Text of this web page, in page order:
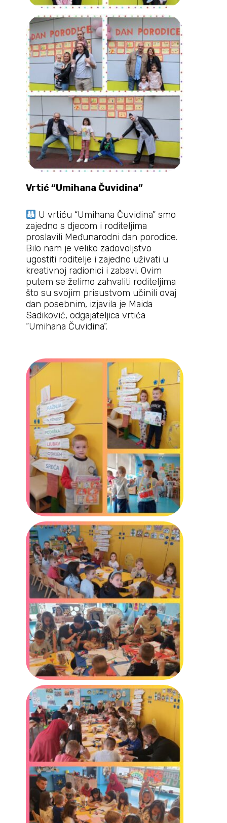
Vrtić “Umihana Čuvidina”
U vrtiću “Umihana Čuvidina” smo
zajedno s djecom i roditeljima
proslavili Međunarodni dan porodice.
Bilo nam je veliko zadovoljstvo
ugostiti roditelje i zajedno uživati u
kreativnoj radionici i zabavi. Ovim
putem se želimo zahvaliti roditeljima
što su svojim prisustvom učinili ovaj
dan posebnim, izjavila je Maida
Sadiković, odgajateljica vrtića
“Umihana Čuvidina”.